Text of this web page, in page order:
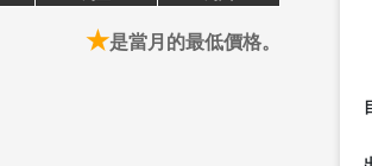
★是當月的最低價格。